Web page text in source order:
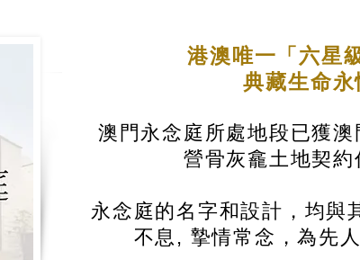
港澳唯一「六星
典藏生命永
澳門永念庭所處地段已獲
營骨灰龕土地契約
永念庭的名字和設計，均與
不息, 摯情常念，為先